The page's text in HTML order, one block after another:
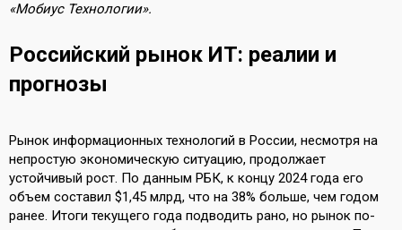
«Мобиус Технологии».
Российский рынок ИТ: реалии и
прогнозы
Рынок информационных технологий в России, несмотря на
непростую экономическую ситуацию, продолжает
устойчивый рост. По данным РБК, к концу 2024 года его
объем составил $1,45 млрд, что на 38% больше, чем годом
ранее. Итоги текущего года подводить рано, но рынок по-